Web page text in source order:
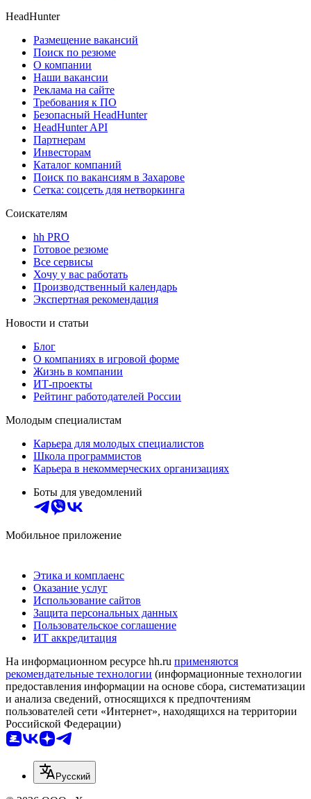
HeadHunter
Размещение вакансий
Поиск по резюме
О компании
Наши вакансии
Реклама на сайте
Требования к ПО
Безопасный HeadHunter
HeadHunter API
Партнерам
Инвесторам
Каталог компаний
Поиск по вакансиям в Захарове
Сетка: соцсеть для нетворкинга
Соискателям
hh PRO
Готовое резюме
Все сервисы
Хочу у вас работать
Производственный календарь
Экспертная рекомендация
Новости и статьи
Блог
О компаниях в игровой форме
Жизнь в компании
ИТ-проекты
Рейтинг работодателей России
Молодым специалистам
Карьера для молодых специалистов
Школа программистов
Карьера в некоммерческих организациях
Боты для уведомлений
Мобильное приложение
Этика и комплаенс
Оказание услуг
Использование сайтов
Защита персональных данных
Пользовательское соглашение
ИТ аккредитация
На информационном ресурсе hh.ru применяются
рекомендательные технологии (информационные технологии
предоставления информации на основе сбора, систематизации
и анализа сведений, относящихся к предпочтениям
пользователей сети «Интернет», находящихся на территории
Российской Федерации)
Русский